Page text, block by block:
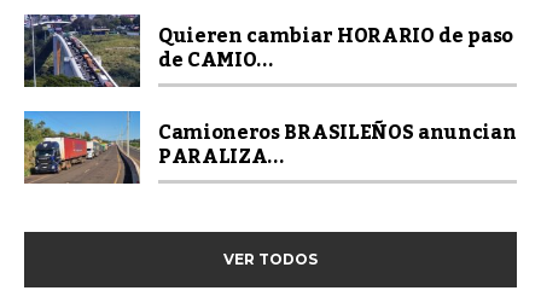
Quieren cambiar HORARIO de paso
de CAMIO...
Camioneros BRASILEÑOS anuncian
PARALIZA...
VER TODOS